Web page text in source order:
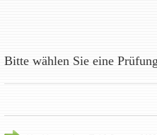
Bitte wählen Sie eine